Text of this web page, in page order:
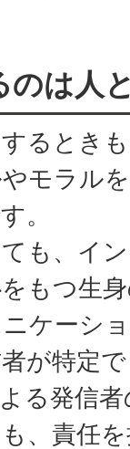
のは人
るとき
モラル
。
も、イ
もつ生
ケーシ
が特定
る発信
、責任